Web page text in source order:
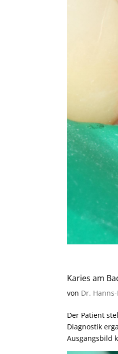
Karies am
von Dr.
Der Patient
Diagnostik
Ausgangsbild